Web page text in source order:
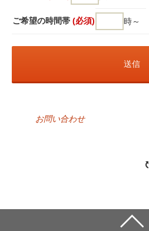
ご希望の時間帯 (必須) 時～
お問い合わせ